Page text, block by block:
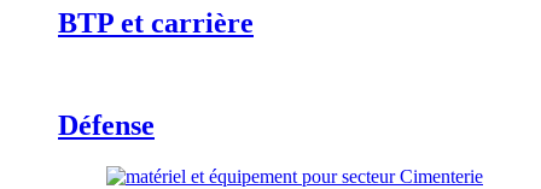
BTP et carrière
Défense